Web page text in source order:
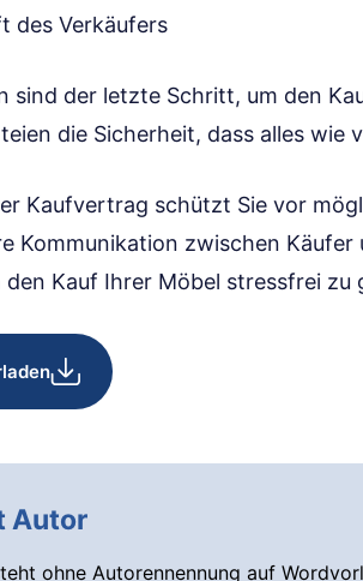
des Verkäufers
sind der letzte Schritt, um den
die Sicherheit, dass alles wie
Kaufvertrag schützt Sie vor
Kommunikation zwischen Käufer
den Kauf Ihrer Möbel stressfrei zu
Autor
ohne Autorennennung auf